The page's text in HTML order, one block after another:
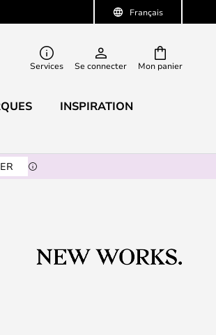
Français
Mon panier
Services Se connecter
INSPIRATION